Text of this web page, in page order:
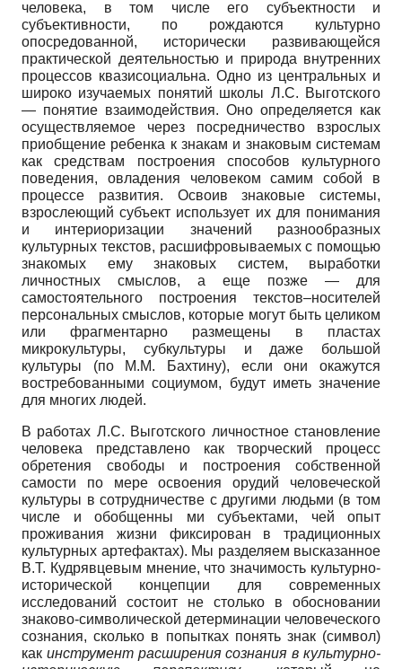
человека, в том числе его субъектности и
субъективности, по рождаются культурно
опосредованной, исторически развивающейся
практической деятельностью и природа внутренних
процессов квазисоциальна. Одно из центральных и
широко изучаемых понятий школы Л.С. Выготского
— понятие взаимодействия. Оно определяется как
осуществляемое через посредничество взрослых
приобщение ребенка к знакам и знаковым системам
как средствам построения способов культурного
поведения, овладения человеком самим собой в
процессе развития. Освоив знаковые системы,
взрослеющий субъект использует их для понимания
и интериоризации значений разнообразных
культурных текстов, расшифровываемых с помощью
знакомых ему знаковых систем, выработки
личностных смыслов, а еще позже — для
самостоятельного построения текстов–носителей
персональных смыслов, которые могут быть целиком
или фрагментарно размещены в пластах
микрокультуры, субкультуры и даже большой
культуры (по М.М. Бахтину), если они окажутся
востребованными социумом, будут иметь значение
для многих людей.
В работах Л.С. Выготского личностное становление
человека представлено как творческий процесс
обретения свободы и построения собственной
самости по мере освоения орудий человеческой
культуры в сотрудничестве с другими людьми (в том
числе и обобщенны ми субъектами, чей опыт
проживания жизни фиксирован в традиционных
культурных артефактах). Мы разделяем высказанное
В.Т. Кудрявцевым мнение, что значимость культурно-
исторической концепции для современных
исследований состоит не столько в обосновании
знаково-символической детерминации человеческого
сознания, сколько в попытках понять знак (символ)
как инструмент расширения сознания в культурно-